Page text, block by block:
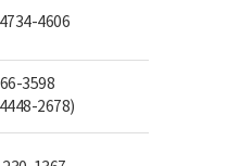
4606
3598
2678)